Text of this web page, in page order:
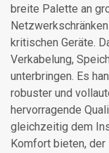
breite Palette an
kritischen Geräte.
Verkabelung,
unterbringen. Es
robuster und
hervorragende
gleichzeitig dem
Komfort bieten,